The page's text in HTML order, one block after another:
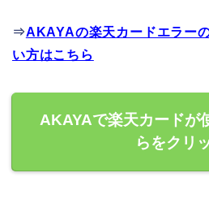
⇒AKAYAの楽天カードエラー
い方はこちら
AKAYAで楽天カードが
らをクリ